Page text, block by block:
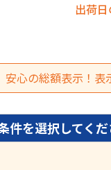
出荷
安心の総額表示！表